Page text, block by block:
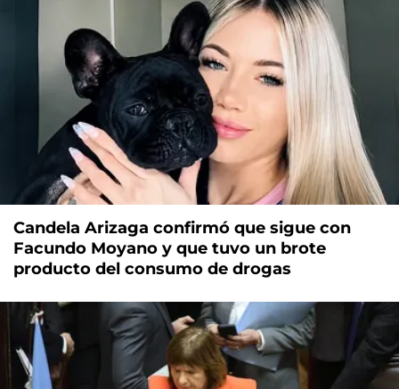
Candela Arizaga confirmó que sigue con
Facundo Moyano y que tuvo un brote
producto del consumo de drogas